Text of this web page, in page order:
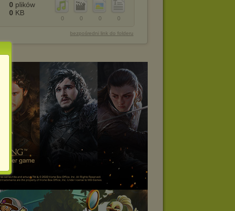
0
0
0
0
0 plików
0 KB
bezpośredni link do folderu